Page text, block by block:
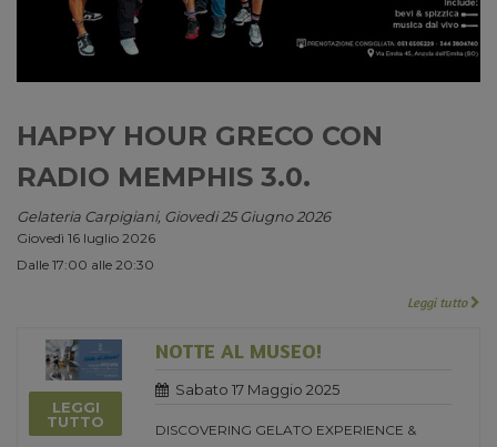
HAPPY HOUR GRECO CON
RADIO MEMPHIS 3.0.
Gelateria Carpigiani, Giovedi 25 Giugno 2026
Giovedì 16 luglio 2026
Dalle 17:00 alle 20:30
Leggi tutto
LEGGI
TUTTO
NOTTE AL MUSEO!
Sabato 17 Maggio 2025
DISCOVERING GELATO EXPERIENCE &